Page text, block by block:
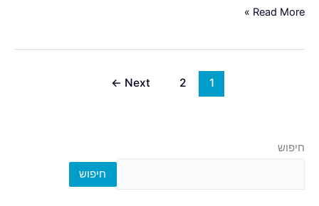
Read More »
1
2
Next
←
חיפוש
חיפוש